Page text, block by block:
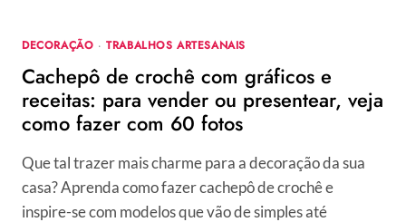
DECORAÇÃO ·TRABALHOS ARTESANAIS
Cachepô de crochê com gráficos e
receitas: para vender ou presentear, veja
como fazer com 60 fotos
Que tal trazer mais charme para a decoração da sua
casa? Aprenda como fazer cachepô de crochê e
inspire-se com modelos que vão de simples até